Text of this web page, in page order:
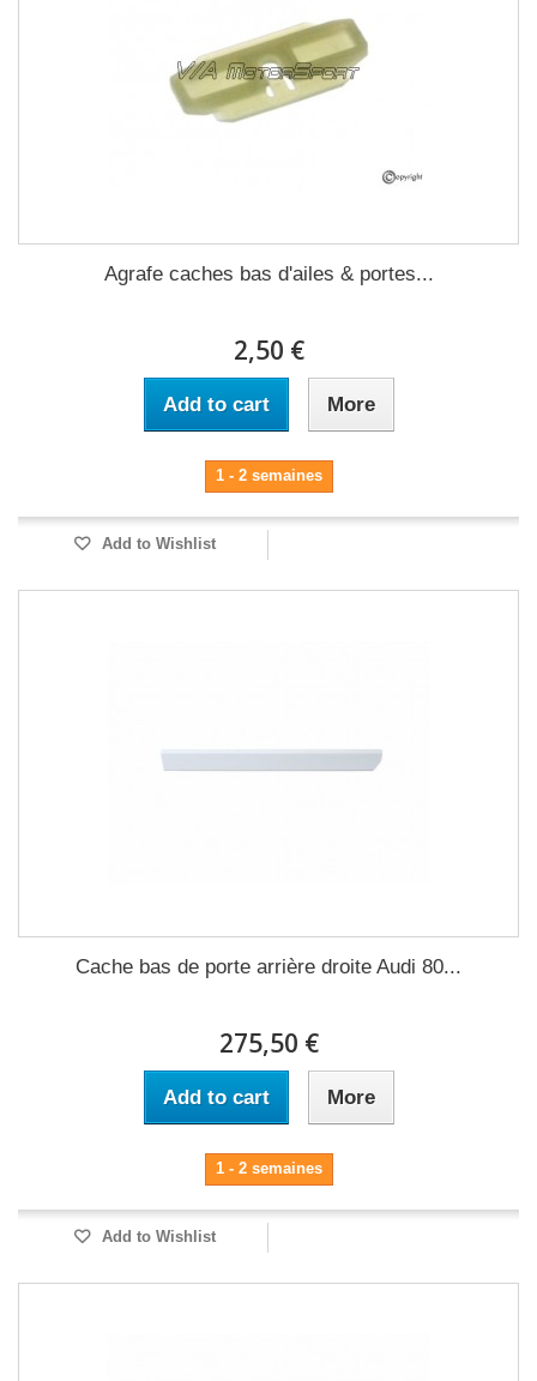
Agrafe caches bas d'ailes & portes...
2,50 €
Add to cart More
1 - 2 semaines
Add to Wishlist
Cache bas de porte arrière droite Audi 80...
275,50 €
Add to cart More
1 - 2 semaines
Add to Wishlist